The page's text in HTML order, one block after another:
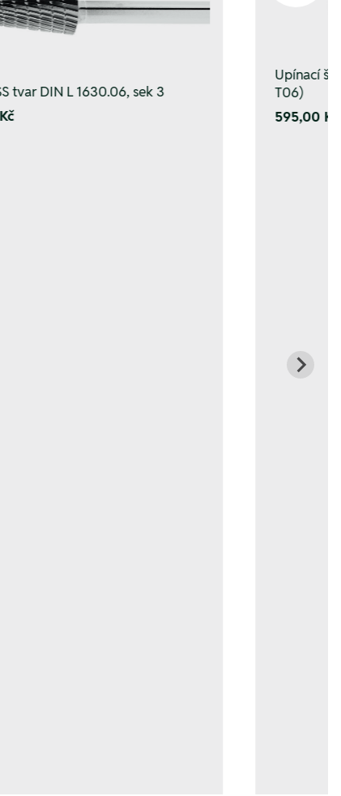
tvar DIN L 1630.06, sek 3
Upínací
T06)
595,00 Kč